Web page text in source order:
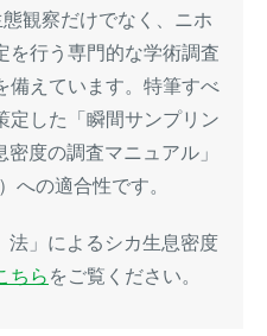
観察だけでなく、ニホ
を行う専門的な学術調査
備えています。特筆すべ
定した「瞬間サンプリン
度の調査マニュアル」
への適合性です。
法」によるシカ生息密度
ちら をご覧ください。